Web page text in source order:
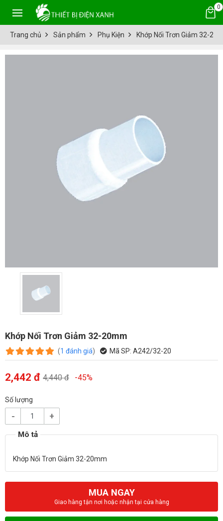
0
Trang chủ Sản phẩm Phụ Kiện Khớp Nối Trơn Giảm 32-
Khớp Nối Trơn Giảm 32-20mm
(1 đánh giá) Mã SP: A242/32-20
2,442 đ 4,440 đ -45%
Số lượng
- +
MUA NGAY
Giao hàng tận nơi hoặc nhận tại cửa hàng